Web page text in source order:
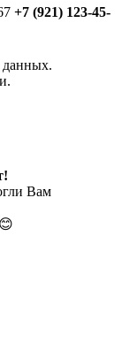
+7 (921) 123-45-
данных.
Вам